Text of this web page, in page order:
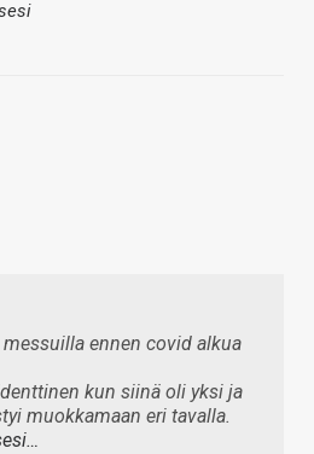
ennen covid alkua
kun siinä oli yksi ja
muokkamaan eri tavalla.